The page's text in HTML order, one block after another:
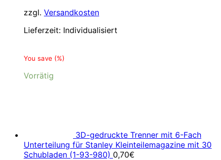
zzgl. Versandkosten
Lieferzeit: Individualisiert
You save (%)
Vorrätig
3D-gedruckte Trenner mit 6-Fach
Unterteilung für Stanley Kleinteilemagazine mit 30
Schubladen (1-93-980) 0,70€